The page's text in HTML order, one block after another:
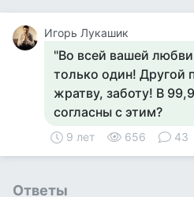
Игорь Лукашик
"Во всей вашей
только один! Другой
жратву, заботу! В
согласны с этим?
9 лет 656 43
Ответы